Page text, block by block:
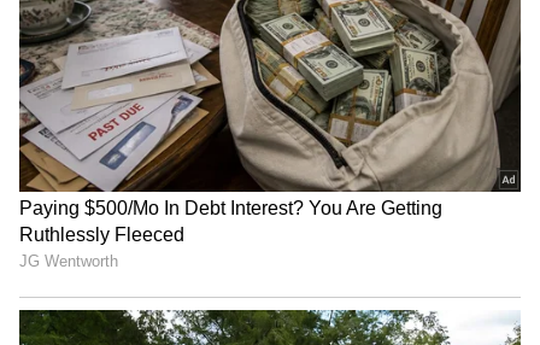
ನನ್ನಿಂದ ಅಪರ್ಣಾ ದೂರವಾಗಿದ್ದ ಬಗ್ಗೆ ಅವರ ಆಪ್ತರು ಬಂದು
ನನ್ನ ಮುಂದೆ ಹೇಳಿದರು. ನಾನು ಶ್ವೇತಾನಿಂದ ಏಕೆ
ದೂರವಾಗಿದ್ದೇನೆ ಎಂದರೆ, ನಾನು ಹೋಗ್ತೀನಿ ಅಂತಾ ಅವಳಿಗೆ
ಗೊತ್ತಾದರೆ ತುಂಬಾ ನೋವು ಮಾಡ್ಕೊಂಡು ಬಿಡ್ತಾಳೆ. ಅವಳು
ನನ್ನ ಮಗಳು ಥರಾ ಅದಕ್ಕೆ ಅವಳಿಂದ ದೂರವಿದ್ದೇನೆ ಎಂದು
ಹೇಳಿಕೊಂಡಿದ್ದರಂತೆ. ಒಂದು ಇರುವೆಗೂ ಅವರು ನೋವು
ಮಾಡೊಲ್ಲ. ಒಂದು ಇರುವೆ ಅವರಿಗೆ ಕಚ್ಚಿದೆ ಎಂದರೂ ಆ
ಇರುವೆಗೆ ಮುದ್ದು ಮಾಡಿ ಬೈಯುವಂತಹ ವ್ಯಕ್ತಿತ್ವ ಅವರದ್ದು.
ಕನ್ನಡ ಎಂದರೆ ಅಪರ್ಣಾ, ಅಪರ್ಣಾ ಎಂದರೆ ಕನ್ನಡ ಎಂದು
ಹೇಳಿಕೊಂಡು ಶ್ವೇತಾ ಚೆಂಗಪ್ಪ ಕಣ್ಣೀರಿಟ್ಟರು.